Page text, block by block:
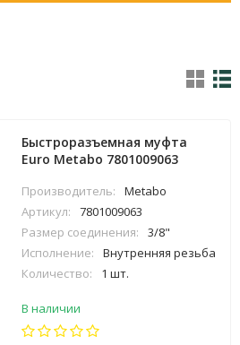
Быстроразъемная муфта
Euro Metabo 7801009063
Производитель:
Metabo
Артикул:
7801009063
Размер соединения:
3/8"
Исполнение:
Внутренняя резьба
Количество:
1 шт.
В наличии